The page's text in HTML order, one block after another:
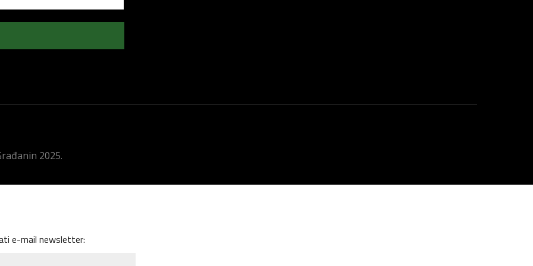
2025.
e-mail newsletter: